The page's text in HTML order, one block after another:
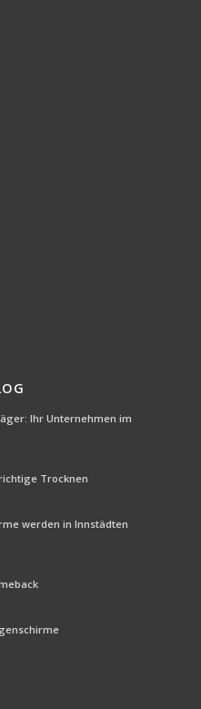
Ihr Unternehmen im
Trocknen
werden in Innstädten